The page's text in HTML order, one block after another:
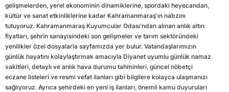
gelişmelerden, yerel ekonominin dinamiklerine, spordaki heyecandan,
kültür ve sanat etkinliklerine kadar Kahramanmaraş'ın nabzını
tutuyoruz. Kahramanmaraş Kuyumcular Odası'ndan alınan anlık altın
fiyatları, şehrin sanayisindeki son gelişmeler ve tarım sektöründeki
yenilikler özel dosyalarla sayfamızda yer bulur. Vatandaşlarımızın
günlük hayatını kolaylaştırmak amacıyla Diyanet uyumlu günlük namaz
vakitleri, detaylı ve anlık hava durumu tahminleri, güncel nöbetçi
eczane listeleri ve resmi vefat ilanları gibi bilgilere kolayca ulaşmanızı
sağlıyoruz. Ayrıca şehirdeki en yeni iş ilanları, önemli kamu duyuruları